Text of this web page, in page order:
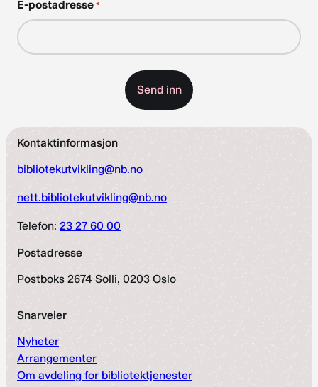
E-postadresse *
Kontaktinformasjon
bibliotekutvikling@nb.no
nett.bibliotekutvikling@nb.no
Telefon: 23 27 60 00
Postadresse
Postboks 2674 Solli, 0203 Oslo
Snarveier
Nyheter
Arrangementer
Om avdeling for bibliotektjenester